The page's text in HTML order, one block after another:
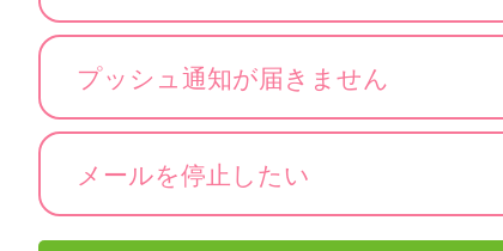
プッシュ通知が届きません
メールを停止したい